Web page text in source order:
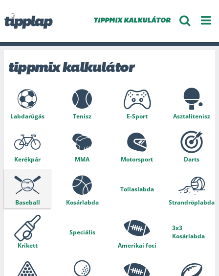
TIPPMIX KALKULÁTOR
tippmix kalkulátor
Labdarúgás Tenisz E-Sport Asztalitenisz
Kerékpár MMA Motorsport Darts
Baseball Kosárlabda
Tollaslabda
Strandröplabda
Krikett
Speciális
Amerikai foci
3x3
Kosárlabda